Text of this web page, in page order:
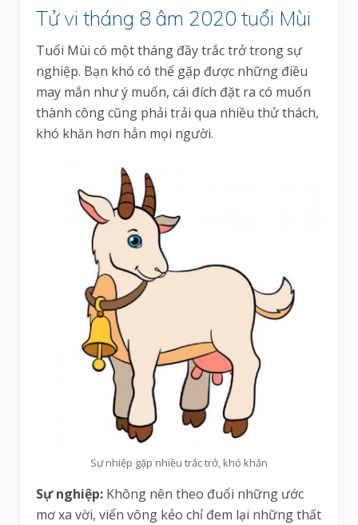
Tử vi tháng 8 âm 2020 tuổi Mùi
Tuổi Mùi có một tháng đầy trắc trở trong sự
nghiệp. Bạn khó có thể gặp được những điều
may mắn như ý muốn, cái đích đặt ra có muốn
thành công cũng phải trải qua nhiều thử thách,
khó khăn hơn hẳn mọi người.
Sự nhiệp gặp nhiều trắc trở, khó khăn
Sự nghiệp: Không nên theo đuổi những ước
mơ xa vời, viển vông kẻo chỉ đem lại những thất